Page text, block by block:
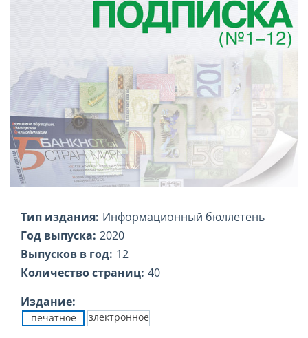
Тип издания: Информационный бюллетень
Год выпуска: 2020
Выпусков в год: 12
Количество страниц: 40
Издание:
печатное злектронное